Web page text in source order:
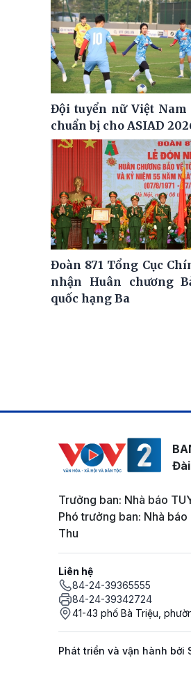
Đội tuyển nữ Việt Nam
chuẩn bị cho ASIAD
Đoàn 871 Tổng Cục
nhận Huân chương
quốc hạng Ba
Trưởng ban: Nhà báo
Phó trưởng ban: Nhà
Thu
Liên hệ
84-24-39365555
84-24-39342724
41-43 phố Bà Triệu,
Phát triển và vận hành bởi